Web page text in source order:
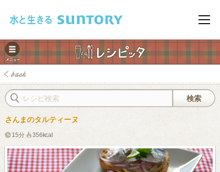
メニ
レシピ
さんまのタルティーヌ
15分 356kcal